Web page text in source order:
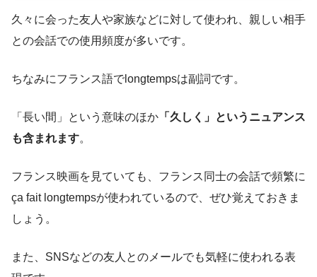
久々に会った友人や家族などに対して使われ、親しい相手
との会話での使用頻度が多いです。
ちなみにフランス語でlongtempsは副詞です。
「長い間」という意味のほか 「久しく」というニュアンス
も含まれます。
フランス映画を見ていても、フランス同士の会話で頻繁に
ça fait longtempsが使われているので、ぜひ覚えておきま
しょう。
また、SNSなどの友人とのメールでも気軽に使われる表